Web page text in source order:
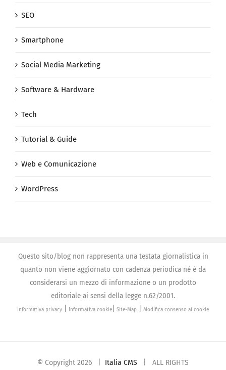
SEO
Smartphone
Social Media Marketing
Software & Hardware
Tech
Tutorial & Guide
Web e Comunicazione
WordPress
Questo sito/blog non rappresenta una testata giornalistica in
quanto non viene aggiornato con cadenza periodica né è da
considerarsi un mezzo di informazione o un prodotto
editoriale ai sensi della legge n.62/2001.
Informativa privacy Informativa cookie Site-Map Modifica consenso ai cookie
© Copyright 2026 | Italia CMS | ALL RIGHTS